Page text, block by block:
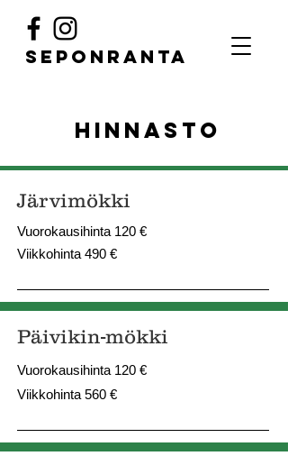
SEPONRANTA
Hinnasto
Järvimökki
Vuorokausihinta 120 €
Viikkohinta 490 €
Päivikin-mökki
Vuorokausihinta 120 €
Viikkohinta 560 €